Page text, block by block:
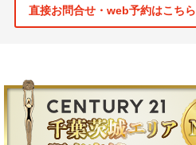
直接お問合せ・web予約はこちら